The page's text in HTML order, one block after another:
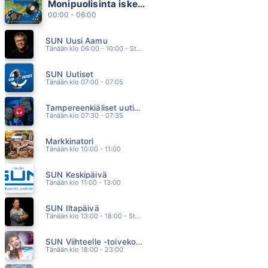
ANGELICA
KOHTA JO KOTONA
MISS YOU LIKE CRAZY
VIINII
Monipuolisinta iskelmää ja parasta poppia
00:00 - 06:00
SUN Uusi Aamu
Tänään klo 06:00 - 10:00 - Studiossa: Kimmo Hoivassilta
SUN Uutiset
Tänään klo 07:00 - 07:05
Tampereenkiäliset uutiset
Tänään klo 07:30 - 07:35
Markkinatori
Tänään klo 10:00 - 11:00
SUN Keskipäivä
Tänään klo 11:00 - 13:00
SUN Iltapäivä
Tänään klo 13:00 - 18:00 - Studiossa: Kaisu Lämsä
SUN Viihteelle -toivekonsertti
Tänään klo 18:00 - 23:00